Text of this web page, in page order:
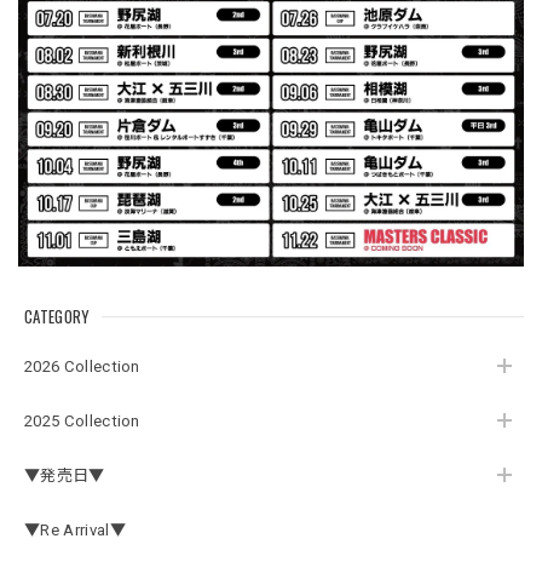
CATEGORY
2026 Collection
2025 Collection
▼発売日▼
▼Re Arrival▼
っかりしていて、タウンユースでも、気分良く歩けます。
Electric Motor Wire Code Jacket
2026/07/30
ネオプレーンの生地のしなやかな品で、何にでも使えるバス
マニアファンには、欠かせないアイテムですよ。ワイヤージ
ャケットは、もちろん 車内の、ロッドバーにマッチして、
気分も上がります。
定です。 可愛いですよ。 生地もしっかりしていて良かった